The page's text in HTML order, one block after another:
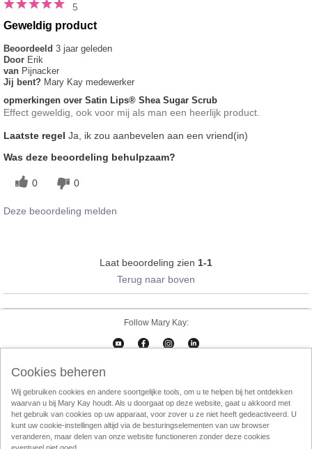
5
Geweldig product
Beoordeeld 3 jaar geleden
Door Erik
van Pijnacker
Jij bent? Mary Kay medewerker
opmerkingen over Satin Lips® Shea Sugar Scrub
Effect geweldig, ook voor mij als man een heerlijk product.
Laatste regel Ja, ik zou aanbevelen aan een vriend(in)
Was deze beoordeling behulpzaam?
0 0
Deze beoordeling melden
Laat beoordeling zien 1-1
Terug naar boven
Follow Mary Kay:
Cookies beheren Impressum
Gebruikersvorwaarden Privacy Policy
Direktverkoop etische codec
Weggooien
InTouch Consultant Locator
Cookies beheren
Wij gebruiken cookies en andere soortgelijke tools, om u te helpen bij het ontdekken
waarvan u bij Mary Kay houdt. Als u doorgaat op deze website, gaat u akkoord met
het gebruik van cookies op uw apparaat, voor zover u ze niet heeft gedeactiveerd. U
kunt uw cookie-instellingen altijd via de besturingselementen van uw browser
veranderen, maar delen van onze website functioneren zonder deze cookies